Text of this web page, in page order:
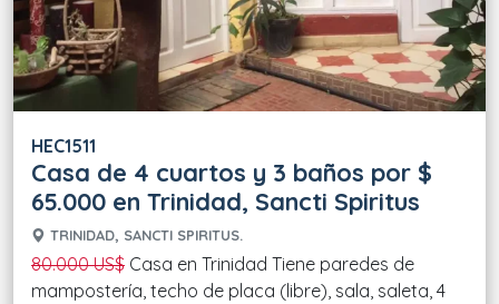
HEC1511
Casa de 4 cuartos y 3 baños por $
65.000 en Trinidad, Sancti Spiritus
TRINIDAD, SANCTI SPIRITUS.
80.000 US$ Casa en Trinidad Tiene paredes de
mampostería, techo de placa (libre), sala, saleta, 4